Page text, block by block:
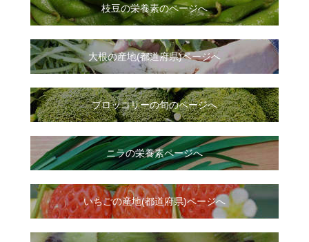
枝豆の栄養素のページへ
大根の産地(都道府県)ページへ
ブロッコリーの旬のページへ
ニラの栄養素ページへ
いちごの産地(都道府県)ページへ